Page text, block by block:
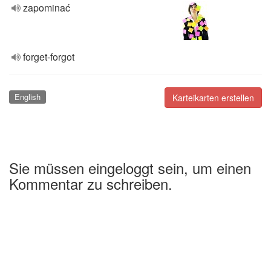
zapominać
forget-forgot
Karteikarten erstellen
English
Sie müssen eingeloggt sein, um einen
Kommentar zu schreiben.